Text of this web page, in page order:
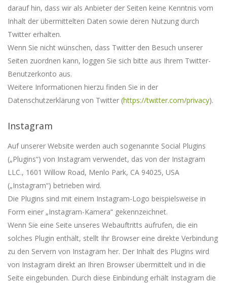
darauf hin, dass wir als Anbieter der Seiten keine Kenntnis vom
Inhalt der übermittelten Daten sowie deren Nutzung durch
Twitter erhalten.
Wenn Sie nicht wünschen, dass Twitter den Besuch unserer
Seiten zuordnen kann, loggen Sie sich bitte aus Ihrem Twitter-
Benutzerkonto aus.
Weitere Informationen hierzu finden Sie in der
Datenschutzerklärung von Twitter (https://twitter.com/privacy).
Instagram
Auf unserer Website werden auch sogenannte Social Plugins
(„Plugins“) von Instagram verwendet, das von der Instagram
LLC., 1601 Willow Road, Menlo Park, CA 94025, USA
(„Instagram“) betrieben wird.
Die Plugins sind mit einem Instagram-Logo beispielsweise in
Form einer „Instagram-Kamera“ gekennzeichnet.
Wenn Sie eine Seite unseres Webauftritts aufrufen, die ein
solches Plugin enthält, stellt Ihr Browser eine direkte Verbindung
zu den Servern von Instagram her. Der Inhalt des Plugins wird
von Instagram direkt an Ihren Browser übermittelt und in die
Seite eingebunden. Durch diese Einbindung erhält Instagram die